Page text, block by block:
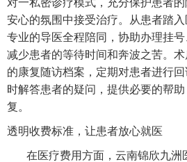
对一私密诊疗模式，充分保护患者的
安心的氛围中接受治疗。从患者踏
专业的导医全程陪同，协助办理挂号
减少患者的等待时间和奔波之苦。
的康复随访档案，定期对患者进行
时解答患者的疑问，提供必要的帮
复。
透明收费标准，让患者放心就医
在医疗费用方面，云南锦欣九洲